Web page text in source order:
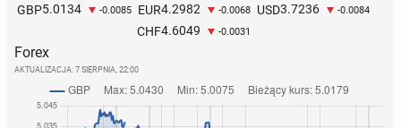
GBP5.0134 -0.0085 EUR4.2982 -0.0068 USD3.7236 -0.0084
CHF4.6049 -0.0031
Forex
AKTUALIZACJA: 7 SIERPNIA, 22:00